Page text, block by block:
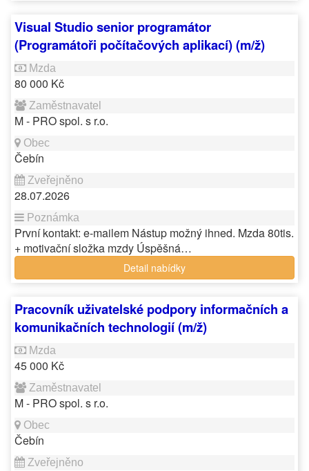
Visual Studio senior programátor
(Programátoři počítačových aplikací) (m/ž)
80 000 Kč
M - PRO spol. s r.o.
Čebín
28.07.2026
První kontakt: e-mailem Nástup možný ihned. Mzda 80tis.
+ motivační složka mzdy Úspěšná…
Detail nabídky
Pracovník uživatelské podpory informačních a
komunikačních technologií (m/ž)
45 000 Kč
M - PRO spol. s r.o.
Čebín